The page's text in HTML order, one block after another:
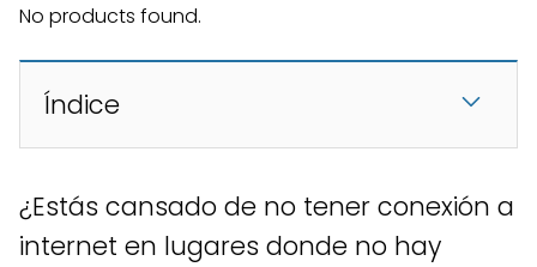
No products found.
Índice
¿Estás cansado de no tener conexión a
internet en lugares donde no hay